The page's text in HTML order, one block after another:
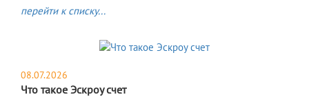
перейти к списку...
08.07.2026
Что такое Эскроу счет